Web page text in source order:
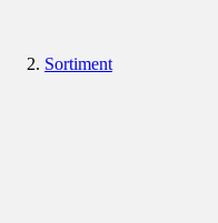
Sortiment